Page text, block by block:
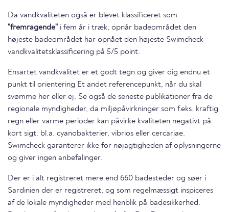
Da vandkvaliteten også er blevet klassificeret som
"fremragende" i fem år i træk, opnår badeområdet den
højeste badeområdet har opnået den højeste Swimcheck-
vandkvalitetsklassificering på 5/5 point.
Ensartet vandkvalitet er et godt tegn og giver dig endnu et
punkt til orientering Et andet referencepunkt, når du skal
svømme her eller ej. Se også de seneste publikationer fra de
regionale myndigheder, da miljøpåvirkninger som f.eks. kraftig
regn eller varme perioder kan påvirke kvaliteten negativt på
kort sigt. bl.a. cyanobakterier, vibrios eller cercariae.
Swimcheck garanterer ikke for nøjagtigheden af oplysningerne
og giver ingen anbefalinger.
Der er i alt registreret mere end 660 badesteder og søer i
Sardinien der er registreret, og som regelmæssigt inspiceres
af de lokale myndigheder med henblik på badesikkerhed.